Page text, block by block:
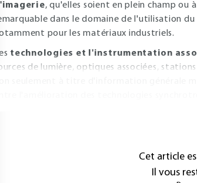
, qu'elles soient en plein champ ou
dans le domaine de l'utilisation
pour les matériaux industriels.
technologies et l'instrumentation
de lumière, optiques associées,
Cet article
Il vous